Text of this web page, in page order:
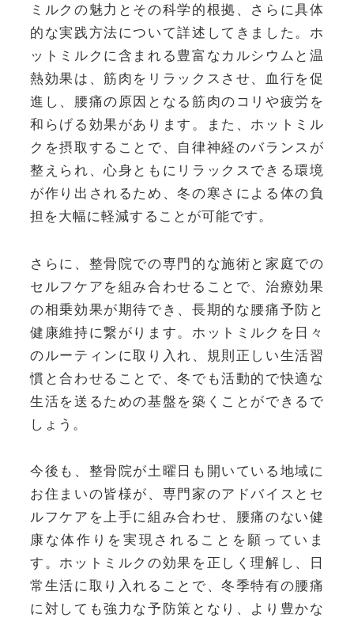
ミルクの魅力とその科学的根拠、さらに具体
的な実践方法について詳述してきました。ホ
ットミルクに含まれる豊富なカルシウムと温
熱効果は、筋肉をリラックスさせ、血行を促
進し、腰痛の原因となる筋肉のコリや疲労を
和らげる効果があります。また、ホットミル
クを摂取することで、自律神経のバランスが
整えられ、心身ともにリラックスできる環境
が作り出されるため、冬の寒さによる体の負
担を大幅に軽減することが可能です。
さらに、整骨院での専門的な施術と家庭での
セルフケアを組み合わせることで、治療効果
の相乗効果が期待でき、長期的な腰痛予防と
健康維持に繋がります。ホットミルクを日々
のルーティンに取り入れ、規則正しい生活習
慣と合わせることで、冬でも活動的で快適な
生活を送るための基盤を築くことができるで
しょう。
今後も、整骨院が土曜日も開いている地域に
お住まいの皆様が、専門家のアドバイスとセ
ルフケアを上手に組み合わせ、腰痛のない健
康な体作りを実現されることを願っていま
す。ホットミルクの効果を正しく理解し、日
常生活に取り入れることで、冬季特有の腰痛
に対しても強力な予防策となり、より豊かな